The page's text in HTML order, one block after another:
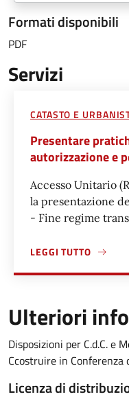
Formati disponibili
PDF
Servizi
CATASTO E
Presentare
autorizzazione e
Accesso Unitario
la presentazione
- Fine regime
LEGGI TUTTO
A PROPOSITO DI
Ulteriori
Disposizioni per C.d.C. e
Ccostruire in Conferenza
Licenza di